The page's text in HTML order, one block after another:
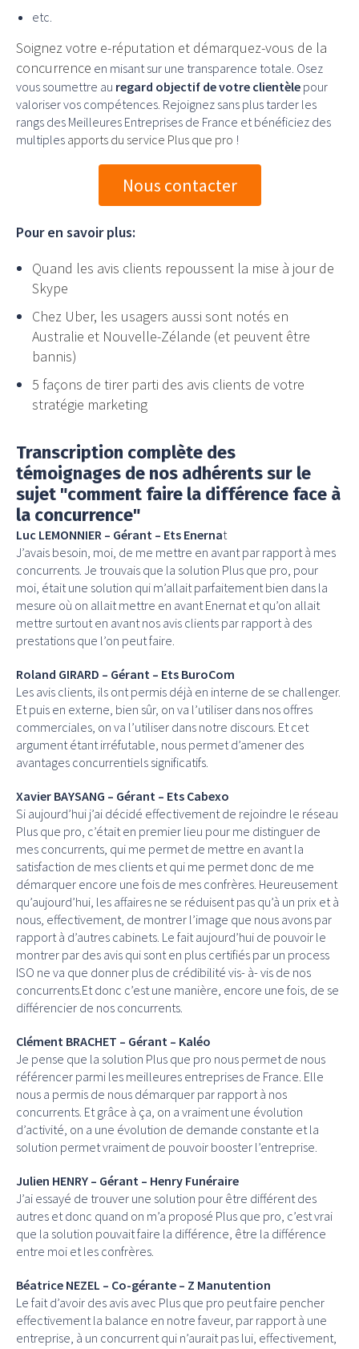
etc.
Soignez votre e-réputation et démarquez-vous de la
concurrence en misant sur une transparence totale. Osez
vous soumettre au regard objectif de votre clientèle pour
valoriser vos compétences. Rejoignez sans plus tarder les
rangs des Meilleures Entreprises de France et bénéficiez des
multiples apports du service Plus que pro !
Nous contacter
Pour en savoir plus:
Quand les avis clients repoussent la mise à jour de
Skype
Chez Uber, les usagers aussi sont notés en
Australie et Nouvelle-Zélande (et peuvent être
bannis)
5 façons de tirer parti des avis clients de votre
stratégie marketing
Transcription complète des
témoignages de nos adhérents sur le
sujet "comment faire la différence face à
la concurrence"
Luc LEMONNIER – Gérant – Ets Enernat
J’avais besoin, moi, de me mettre en avant par rapport à mes
concurrents. Je trouvais que la solution Plus que pro, pour
moi, était une solution qui m’allait parfaitement bien dans la
mesure où on allait mettre en avant Enernat et qu’on allait
mettre surtout en avant nos avis clients par rapport à des
prestations que l’on peut faire.
Roland GIRARD – Gérant – Ets BuroCom
Les avis clients, ils ont permis déjà en interne de se challenger.
Et puis en externe, bien sûr, on va l’utiliser dans nos offres
commerciales, on va l’utiliser dans notre discours. Et cet
argument étant irréfutable, nous permet d’amener des
avantages concurrentiels significatifs.
Xavier BAYSANG – Gérant – Ets Cabexo
Si aujourd’hui j’ai décidé effectivement de rejoindre le réseau
Plus que pro, c’était en premier lieu pour me distinguer de
mes concurrents, qui me permet de mettre en avant la
satisfaction de mes clients et qui me permet donc de me
démarquer encore une fois de mes confrères. Heureusement
qu’aujourd’hui, les affaires ne se réduisent pas qu’à un prix et à
nous, effectivement, de montrer l’image que nous avons par
rapport à d’autres cabinets. Le fait aujourd’hui de pouvoir le
montrer par des avis qui sont en plus certifiés par un process
ISO ne va que donner plus de crédibilité vis- à- vis de nos
concurrents.Et donc c’est une manière, encore une fois, de se
différencier de nos concurrents.
Clément BRACHET – Gérant – Kaléo
Je pense que la solution Plus que pro nous permet de nous
référencer parmi les meilleures entreprises de France. Elle
nous a permis de nous démarquer par rapport à nos
concurrents. Et grâce à ça, on a vraiment une évolution
d’activité, on a une évolution de demande constante et la
solution permet vraiment de pouvoir booster l’entreprise.
Julien HENRY – Gérant – Henry Funéraire
J’ai essayé de trouver une solution pour être différent des
autres et donc quand on m’a proposé Plus que pro, c’est vrai
que la solution pouvait faire la différence, être la différence
entre moi et les confrères.
Béatrice NEZEL – Co-gérante – Z Manutention
Le fait d’avoir des avis avec Plus que pro peut faire pencher
effectivement la balance en notre faveur, par rapport à une
entreprise, à un concurrent qui n’aurait pas lui, effectivement,